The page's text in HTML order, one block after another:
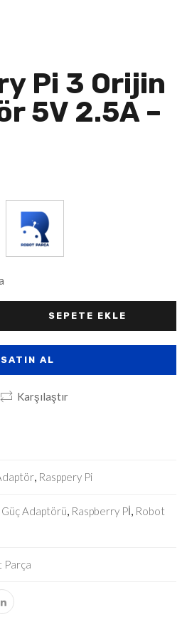
Pi 3 Orijin
5V 2.5A –
SEPETE EKLE
SATIN AL
Karşılaştır
, Rasppery Pi
Güç Adaptörü, Raspberry Pİ, Robot
Parça